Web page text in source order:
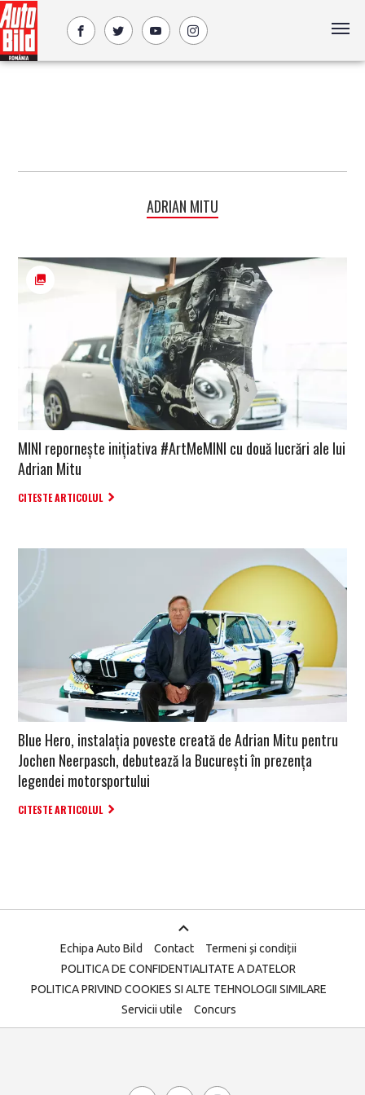
ADRIAN MITU
MINI repornește inițiativa #ArtMeMINI cu două lucrări ale lui
Adrian Mitu
CITESTE ARTICOLUL
Blue Hero, instalaţia poveste creată de Adrian Mitu pentru
Jochen Neerpasch, debutează la Bucureşti în prezenţa
legendei motorsportului
CITESTE ARTICOLUL
Echipa Auto Bild Contact
Termeni și condiții
POLITICA DE CONFIDENTIALITATE A DATELOR
POLITICA PRIVIND COOKIES SI ALTE TEHNOLOGII SIMILARE
Servicii utile
Concurs